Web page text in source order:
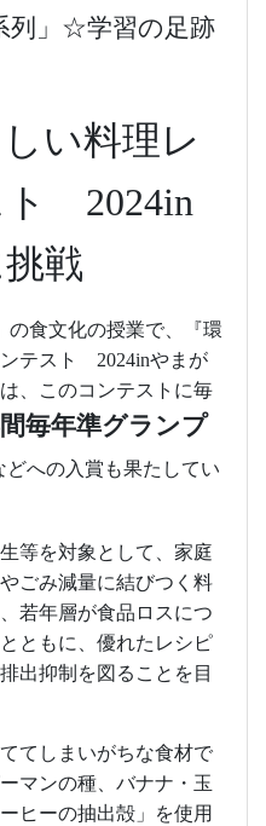
列」☆学習の足跡
い料理レ
ト 2024in
戦
食文化の授業で、
『環
ンテスト 2024inやまが
、このコンテストに毎
毎年準グランプ
への入賞も果たしてい
等を対象として、家庭
ごみ減量に結びつく料
若年層が食品ロスにつ
ともに、優れたレシピ
出抑制を図ることを目
てしまいがちな食材で
マンの種、バナナ・玉
ヒーの抽出殻」を使用